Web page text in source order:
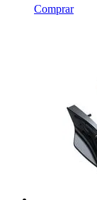
Comprar